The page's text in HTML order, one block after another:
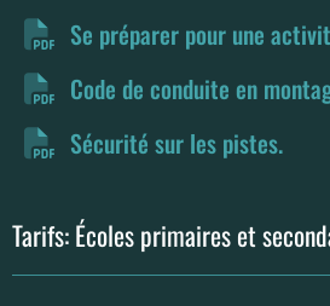
Se préparer pour une
Code de conduite en
Sécurité sur les pistes.
Tarifs: Écoles primaires et